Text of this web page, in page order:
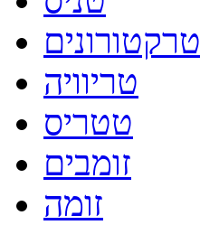
טרקטורונים
טריוויה
טטריס
זומבים
זומה